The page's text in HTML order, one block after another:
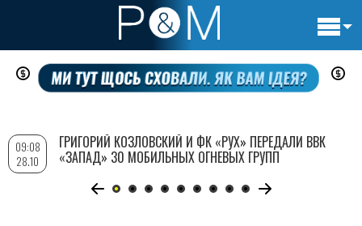
Перейти
содержанию
09:08
28.10
ГРИГОРИЙ КОЗЛОВСКИЙ И ФК «РУХ» ПЕРЕДАЛИ ВВК
«ЗАПАД» 30 МОБИЛЬНЫХ ОГНЕВЫХ ГРУПП